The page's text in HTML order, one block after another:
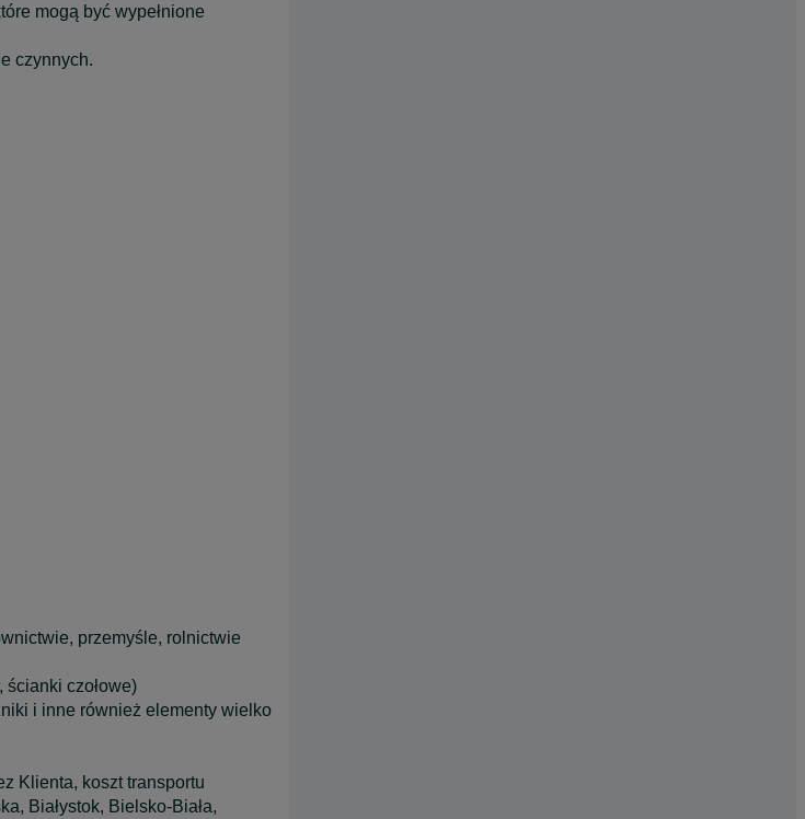
mogą być wypełnione
czynnych.
przemyśle, rolnictwie
ścianki czołowe)
i inne również elementy wielko
Klienta, koszt transportu
Białystok, Bielsko-Biała,